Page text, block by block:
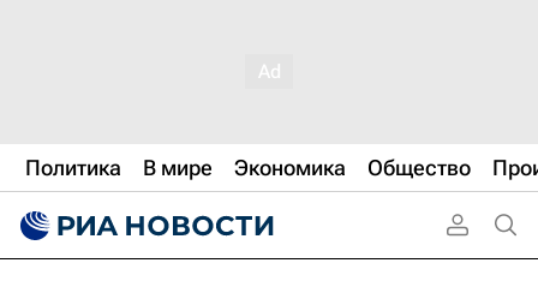
Политика В мире Экономика Общество